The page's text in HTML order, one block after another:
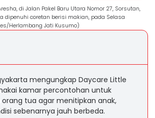
di Jalan Pakel Baru Utara Nomor 27, Sorsutan,
dipenuhi coretan berisi makian, pada Selasa
Herlambang Jati Kusumo)
mengungkap Daycare Little
kamar percontohan untuk
tua agar menitipkan anak,
sebenarnya jauh berbeda.